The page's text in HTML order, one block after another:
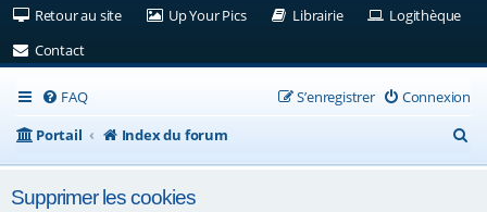
Retour au site(Ouvre un nouvel onglet)
Up Your Pics(Ouvre un nouvel onglet)
Librairie(Ouvre un nouvel
Logithèque
Contact(Ouvre un nouvel onglet)
FAQ Connexion
S’enregistrer
Portail
Index du forum
e
Supprimer les cookies